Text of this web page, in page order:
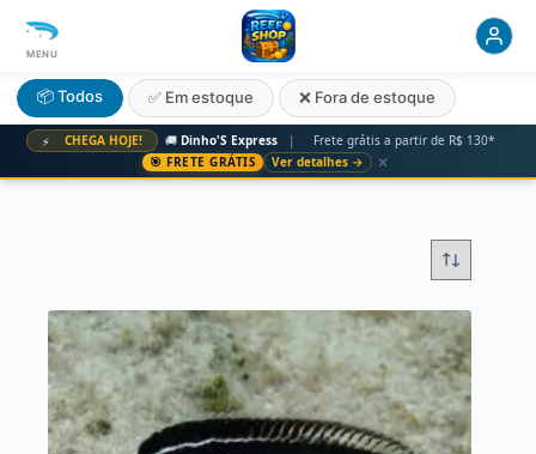
⚡ CHEGA HOJE! 🚚 Dinho'S Express |
Frete grátis a partir de R$ 130*
🎯 FRETE GRÁTIS
Ver detalhes → ✕
MENU
📦 Todos ✅ Em estoque ❌ Fora de estoque